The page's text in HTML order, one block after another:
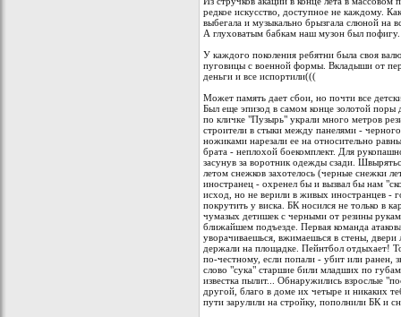
редкое искусство, доступное не каждому.
выбегала и музыкально брызгала слюной на
А глуховатым бабкам наш музон был
У каждого поколения ребятни была своя
пуговицы с военной формы. Вкладыши от
деньги и все испортили(((
Может память дает сбои, но почти все
Был еще эпизод в самом конце золотой поры
по кличке "Пузырь" украли много метров
строители в стыки между панелями -
ножиками нарезали ее на относительно
брата - неплохой боекомплект. Для
засунув за воротник одежды сзади.
летом снежков захотелось (черные снежки
иностранец - охренел бы и вызвал бы нам
исход, но не верили в живых иностранцев -
покрутить у виска. БК носился не только в
чумазых детишек с черными от резины
ближайшем подъезде. Первая команда
уворачиваешься, вжимаешься в стены,
держали на площадке. Пейнтбол отдыхает!
по-честному, если попали - убит или ранен,
слово "сука" старшие били младших по
известка пылит... Обнаружились взрослые
другой, благо в доме их четыре и никаких
пути зарулили на стройку, пополнили БК и